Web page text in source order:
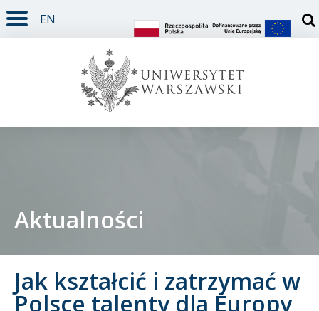
TREŚĆ STRONY
MENU GŁÓWNE
WYSZUKIWARKA
SOCIAL MEDIA
STOPKA STRONY
EN
Doktorant
Aktualności
Jak kształcić i zatrzymać w
Polsce talenty dla Europy